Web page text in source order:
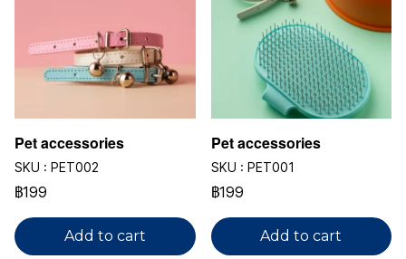
Pet accessories
SKU : PET002
฿199
Add to cart
Pet accessories
SKU : PET001
฿199
Add to cart